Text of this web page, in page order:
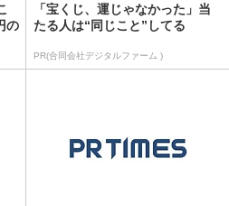
の
「宝くじ、運じゃなかった」当
たる人は“同じこと”してる
PR(合同会社デジタルファーム )